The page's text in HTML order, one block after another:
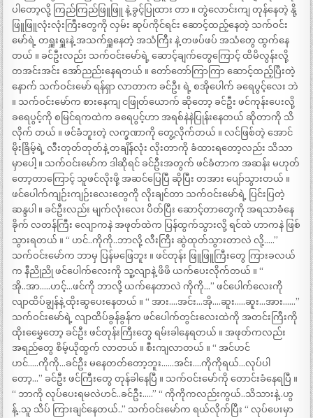
ပါတော့လို့ ကြည်ကြည်ဖြူဖြူ နဲ့ ခွင့်ပြုထား တာ ။ တွဲလောင်းကျ တုန်နေတဲ့ နို့
ဖြူဖြူလုံးလုံးကြီးတွေကို လှမ်း ဆုပ်ကိုင်ရင်း ဆောင့်ထည့်နေတဲ့ သက်ဝင်း
မော်ရဲ့ တရှူးရှူးနဲ့ အသက်ရှူနေတဲ့ အသံကြီး နဲ့ တဖပ်ဖပ် အသံတွေ ထွက်နေ
တယ် ။ ခင်ဦးလည်း သက်ဝင်းမော်ရဲ့ ဆောင့်ချက်တွေကြောင့် ထိမိလွန်းလို့
တအင်းအင်း အော်ညည်းနေရတယ် ။ တော်တော်ကြာကြာ ဆောင့်ထည့်ပြီးတဲ့
နောက် သက်ဝင်းမော် ရန်ရှာ လာတာက ခင်ဦး ရဲ့ စအိုပေါက် ခရေပွင့်လေး ဘဲ
။ သက်ဝင်းမော်က စားနေကျ ငဖြုတ်ယောက် ဆိုတော့ ခင်ဦး ဖင်ကုန်းပေးလို့
ခရေပွင့်ကို စမြင်ရကထဲက ခရေပွင့်ဟာ အရစ်နဲနဲပြုန်းနေတယ် ဆိုတာကို သိ
လိုက် တယ် ။ ဖင်ခံဘူးတဲ့ လက္ခဏာကို တွေ့လိုက်တယ် ။ လင်ဖြစ်တဲ့ အောင်
မိုးခြိမ့်ရဲ့ လီးတုတ်တုတ်နဲ့ တချိန်လုံး လိုးတာကို ခံထားရတော့လည်း သိသာ
မှာပေါ့ ။ သက်ဝင်းမော်က ဒါဆိုရင် ခင်ဦးအတွက် ဖင်ခံတာက အဆန်း မဟုတ်
တော့တာကြောင့် သူဖင်လိုးဖို့ အဆင်ပြေပြီ ဆိုပြီး တအား ပျော်သွားတယ် ။
ဖင်ပေါက်ကျဉ်းကျဉ်းလေးတွေကို လိုးချင်တာ သက်ဝင်းမော်ရဲ့ ပြင်းပြတဲ့
ဆန္ဒပါ ။ ခင်ဦးလည်း မျက်လုံးလေး ပိတ်ပြီး ဆောင့်တာတွေကို အရသာခံနေ
ခိုက် လတန်ကြီး လျောကနဲ အဖုတ်ထဲက ပြန်ထွက်သွားလို့ ရင်ထဲ ဟာကနဲ ဖြစ်
သွားရတယ် ။ “ ဟင်..ကိုကို..ဘာလို့ လီးကြီး ဆွဲထုတ်သွားတာလဲ လို့…..”
သက်ဝင်းမော်က ဘာမှ ပြန်မဖြေဘူး ။ ဖင်တုန်း ဖြူဖြူကြီးတွေ ကြားခလယ်
က နီညိုညို ဖင်ပေါက်လေးကို သူ့လျာနဲ့ ဖိဖိ ယက်ပေးလိုက်တယ် ။ “
အို..အာ…..ဟင့်…ဖင်ကို ဘာလို့ ယက်နေတာလဲ ကိုကို…” ဖင်ပေါက်လေးကို
လျာထိပ်ချွန်နဲ့ ထိုးဆွပေးနေတယ် ။ “ အား….အင်း…အို….ဆူး…..ဆူး…အား……”
သက်ဝင်းမော်ရဲ့ လျာထိပ်ခွန်ခွန်က ဖင်ပေါက်တွင်းလေးထဲကို အတင်းကြီးကို
ထိုးမွှေေတော့ ခင်ဦး ဖင်တုန်းကြီးတွေ ရမ်းခါနေရတယ် ။ အဖုတ်ကလည်း
အရည်တွေ စိမ့်ယိုထွက် လာတယ် ။ စီးကျလာတယ် ။ “ အင်ဟင်
ဟင်…..ကိုကို…ခင်ဦး မနေတတ်တော့ဘူး……အင်း….ကိုကိုရယ်…လုပ်ပါ
တော့…” ခင်ဦး ဖင်ကြီးတွေ တုန်ခါနေပြီ ။ သက်ဝင်းမော်ကို တောင်းခံနေရပြီ ။
“ ဘာကို လုပ်ပေးရမလဲဟင်..ခင်ဦး…..” “ ကိုကိုကလည်းကွယ်..သိသားနဲ့..ဟွ
န့်..သူ သိပ် ကြားချင်နေတယ်..” သက်ဝင်းမော်က ရယ်လိုက်ပြီး “ လုပ်ပေးမှာ